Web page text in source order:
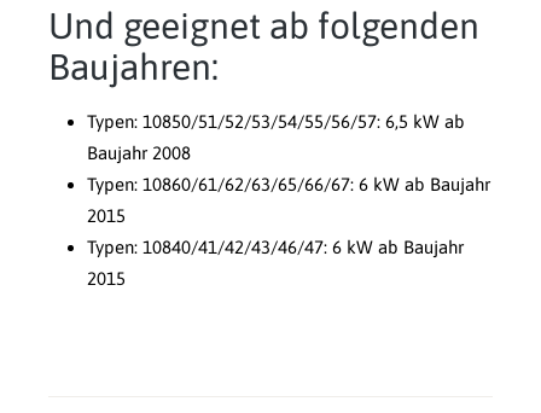
Und geeignet ab folgenden
Baujahren:
Typen: 10850/51/52/53/54/55/56/57: 6,5 kW ab
Baujahr 2008
Typen: 10860/61/62/63/65/66/67: 6 kW ab Baujahr
2015
Typen: 10840/41/42/43/46/47: 6 kW ab Baujahr
2015